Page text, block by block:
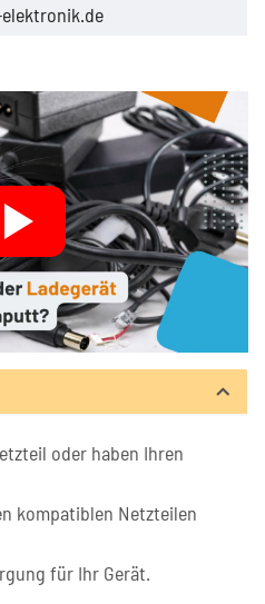
oder haben Ihren
kompatiblen Netzteilen
für Ihr Gerät.